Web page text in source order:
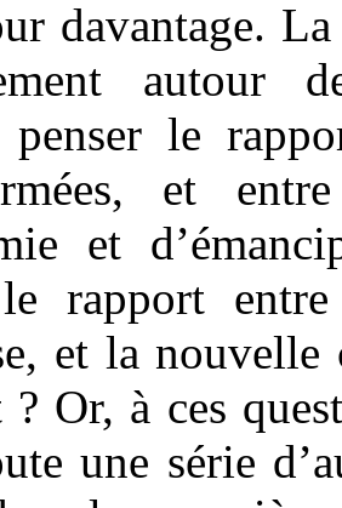
davantage.
autour
penser le
et
et
rapport
et la
Or, à ces
une série